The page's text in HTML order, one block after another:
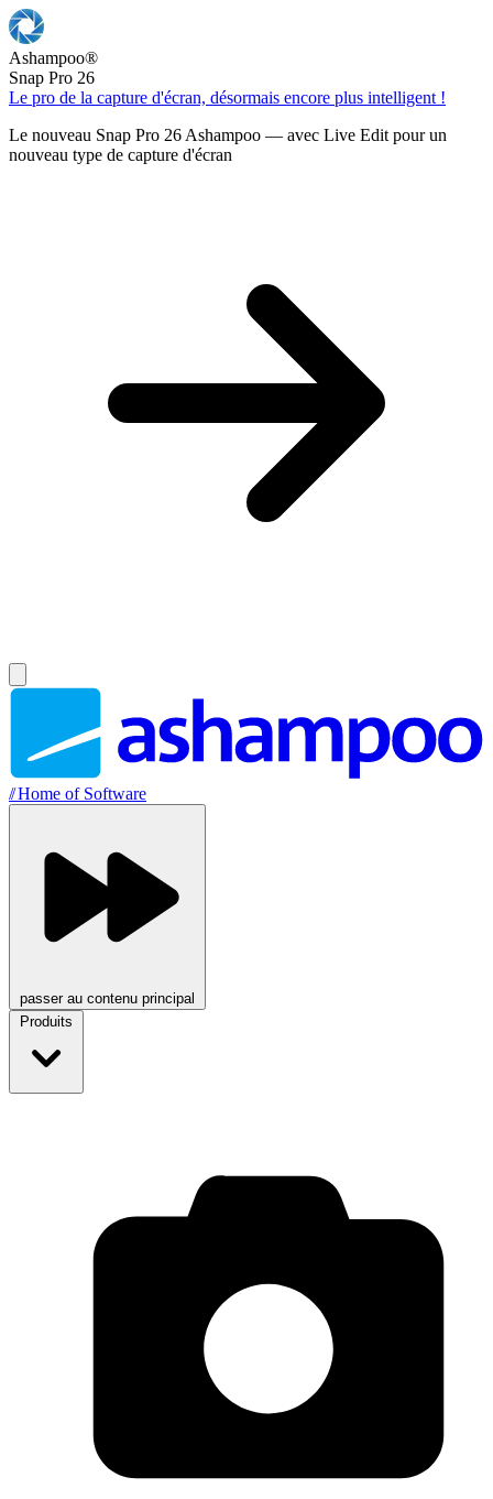
Ashampoo®
Snap Pro 26
Le pro de la capture d'écran, désormais encore plus intelligent !
Le nouveau Snap Pro 26 Ashampoo — avec Live Edit pour un
nouveau type de capture d'écran
//Home of Software
passer au contenu principal
Produits